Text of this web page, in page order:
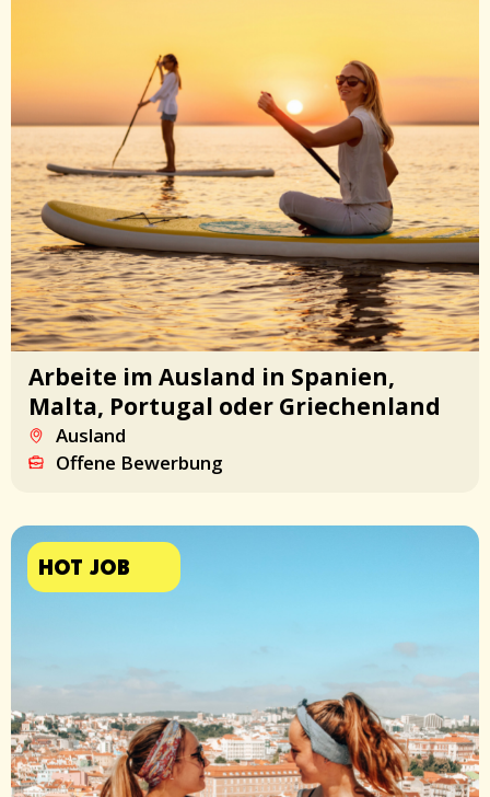
Arbeite im Ausland in Spanien,
Malta, Portugal oder Griechenland
Ausland
Offene Bewerbung
HOT JOB